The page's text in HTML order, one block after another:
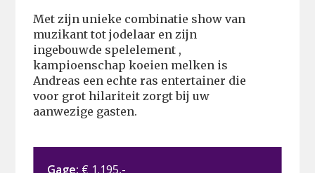
Met zijn unieke combinatie show van
muzikant tot jodelaar en zijn
ingebouwde spelelement ,
kampioenschap koeien melken is
Andreas een echte ras entertainer die
voor grot hilariteit zorgt bij uw
aanwezige gasten.
Gage: € 1.195,-